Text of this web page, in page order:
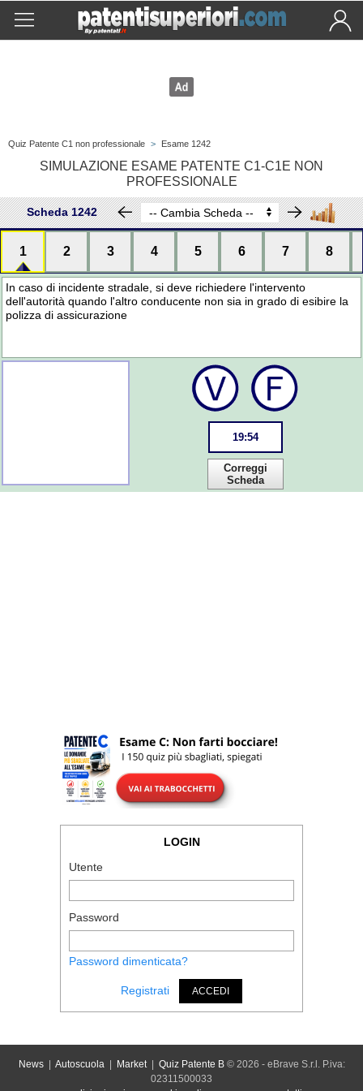
Quiz Patente C1 non professionale > Esame 1242
SIMULAZIONE ESAME PATENTE C1-C1E NON
PROFESSIONALE
Scheda 1242
1 2 3 4 5 6 7 8
In caso di incidente stradale, si deve richiedere l'intervento
dell'autorità quando l'altro conducente non sia in grado di esibire la
polizza di assicurazione
19:54
Correggi
Scheda
LOGIN
Utente
Password
Password dimenticata?
Registrati ACCEDI
News| Autoscuola| Market| Quiz Patente B© 2026 - eBrave S.r.l. P.iva:
02311500033